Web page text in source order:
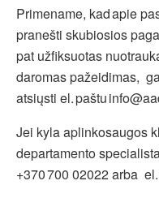
Primename, kad apie
pranešti skubiosios
pat užfiksuotas
daromas pažeidimas,
atsiųsti el. paštu
Jei kyla aplinkosaugos
departamento
+370 700 02022 arba